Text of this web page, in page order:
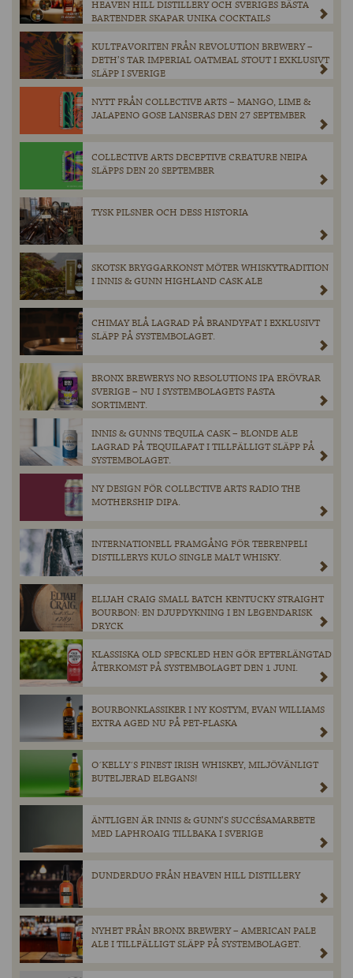
HEAVEN HILL DISTILLERY OCH SVERIGES BÄSTA
BARTENDER SKAPAR UNIKA COCKTAILS
KULTFAVORITEN FRÅN REVOLUTION BREWERY –
DETH’S TAR IMPERIAL OATMEAL STOUT I EXKLUSIVT
SLÄPP I SVERIGE
NYTT FRÅN COLLECTIVE ARTS – MANGO, LIME &
JALAPENO GOSE LANSERAS DEN 27 SEPTEMBER
COLLECTIVE ARTS DECEPTIVE CREATURE NEIPA
SLÄPPS DEN 20 SEPTEMBER
TYSK PILSNER OCH DESS HISTORIA
SKOTSK BRYGGARKONST MÖTER WHISKYTRADITION
I INNIS & GUNN HIGHLAND CASK ALE
CHIMAY BLÅ LAGRAD PÅ BRANDYFAT I EXKLUSIVT
SLÄPP PÅ SYSTEMBOLAGET.
BRONX BREWERYS NO RESOLUTIONS IPA ERÖVRAR
SVERIGE – NU I SYSTEMBOLAGETS FASTA
SORTIMENT.
INNIS & GUNNS TEQUILA CASK – BLONDE ALE
LAGRAD PÅ TEQUILAFAT I TILLFÄLLIGT SLÄPP PÅ
SYSTEMBOLAGET.
NY DESIGN FÖR COLLECTIVE ARTS RADIO THE
MOTHERSHIP DIPA.
INTERNATIONELL FRAMGÅNG FÖR TEERENPELI
DISTILLERYS KULO SINGLE MALT WHISKY.
ELIJAH CRAIG SMALL BATCH KENTUCKY STRAIGHT
BOURBON: EN DJUPDYKNING I EN LEGENDARISK
DRYCK
KLASSISKA OLD SPECKLED HEN GÖR EFTERLÄNGTAD
ÅTERKOMST PÅ SYSTEMBOLAGET DEN 1 JUNI.
BOURBONKLASSIKER I NY KOSTYM, EVAN WILLIAMS
EXTRA AGED NU PÅ PET-FLASKA
O´KELLY´S FINEST IRISH WHISKEY, MILJÖVÄNLIGT
BUTELJERAD ELEGANS!
ÄNTLIGEN ÄR INNIS & GUNN’S SUCCÉSAMARBETE
MED LAPHROAIG TILLBAKA I SVERIGE
DUNDERDUO FRÅN HEAVEN HILL DISTILLERY
NYHET FRÅN BRONX BREWERY – AMERICAN PALE
ALE I TILLFÄLLIGT SLÄPP PÅ SYSTEMBOLAGET.